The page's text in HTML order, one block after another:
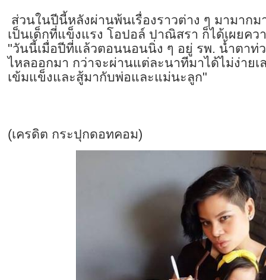
ส่วนในปีนี้หลังผ่านพ้นเรื่องราวต่าง ๆ มามากม
เป็นเด็กที่แข็งแรง โอปอล์ ปาณิสรา ก็ได้เผยคว
"วันนี้เมื่อปีที่แล้วตอนนอนนิ่ง ๆ อยู่ รพ. น้ำตาท่
ไหลออกมา กว่าจะผ่านแต่ละนาทีมาได้ไม่ง่าย
เข้มแข็งและสู้มากับพ่อและแม่นะลูก"
(เครดิต กระปุกดอทคอม)